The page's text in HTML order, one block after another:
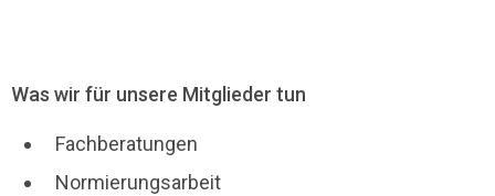
Was wir für unsere Mitglieder tun
Fachberatungen
Normierungsarbeit